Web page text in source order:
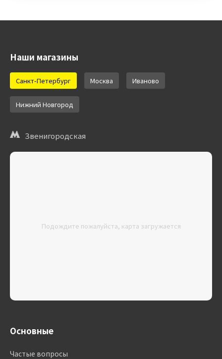
Наши магазины
Санкт-Петербург Москва Иваново
Нижний Новгород
Звенигородская
Подождите пожалуйста, карта загружается
Основные
Частые вопросы